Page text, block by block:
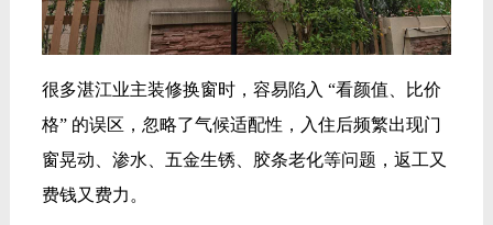
很多湛江业主装修换窗时，容易陷入 “看颜值、比价
格” 的误区，忽略了气候适配性，入住后频繁出现门
窗晃动、渗水、五金生锈、胶条老化等问题，返工又
费钱又费力。